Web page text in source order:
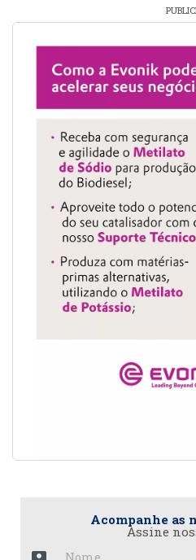
Acompanhe as
Assine